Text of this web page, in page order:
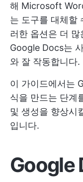
해 Microsoft
는 도구를 대체할
러한 옵션은 더
Google Docs는
와 잘 작동합니다.
이 가이드에서는
식을 만드는 단계
및 생성을 향상시
입니다.
Google